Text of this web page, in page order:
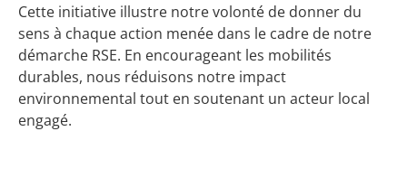
Cette initiative illustre notre volonté de donner du
sens à chaque action menée dans le cadre de notre
démarche RSE. En encourageant les mobilités
durables, nous réduisons notre impact
environnemental tout en soutenant un acteur local
engagé.